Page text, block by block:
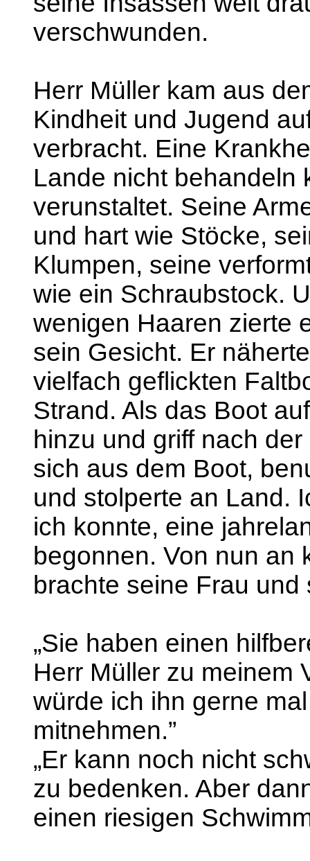
verschwunden.
Herr Müller kam aus
Kindheit und Jugend
verbracht. Eine
Lande nicht behandeln
verunstaltet. Seine
und hart wie Stöcke,
Klumpen, seine
wie ein Schraubstock.
wenigen Haaren zierte
sein Gesicht. Er
vielfach geflickten
Strand. Als das Boot
hinzu und griff nach
sich aus dem Boot,
und stolperte an Land.
ich konnte, eine
begonnen. Von nun an
brachte seine Frau
„Sie haben einen
Herr Müller zu meinem
würde ich ihn gerne
mitnehmen.”
„Er kann noch nicht
zu bedenken. Aber
einen riesigen